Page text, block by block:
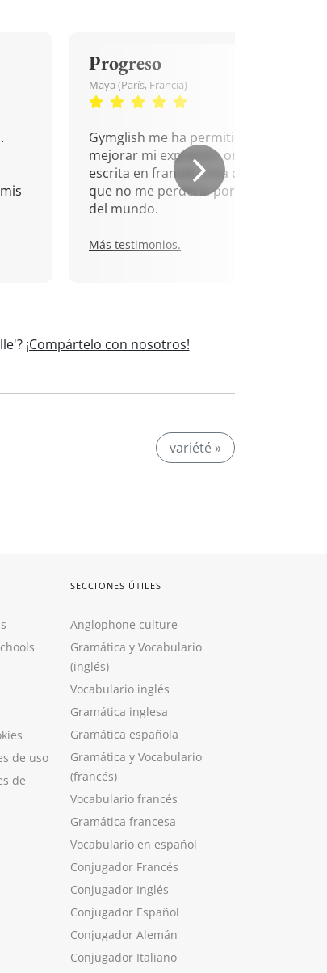
Progreso
Maya (París, Francia)
Gymglish me ha permitido
mejorar mi expresión oral y
escrita en francés. Una cita
que no me perdería por nada
del mundo.
Más testimonios.
¡Compártelo con nosotros!
variété »
de uso
de
SECCIONES ÚTILES
Anglophone culture
Gramática y Vocabulario
(inglés)
Vocabulario inglés
Gramática inglesa
Gramática española
Gramática y Vocabulario
(francés)
Vocabulario francés
Gramática francesa
Vocabulario en español
Conjugador Francés
Conjugador Inglés
Conjugador Español
Conjugador Alemán
Conjugador Italiano